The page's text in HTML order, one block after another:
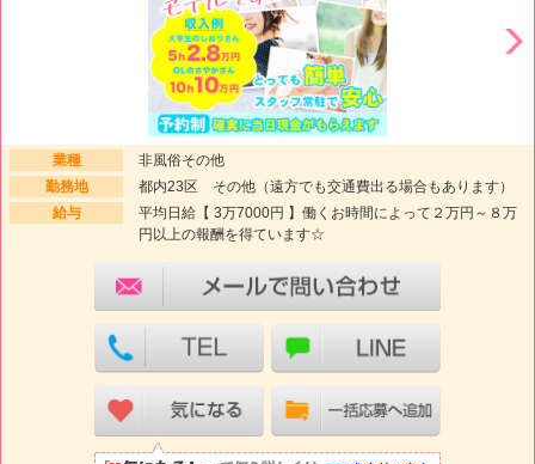
業種
非風俗その他
勤務地
都内23区 その他（遠方でも交通費出る場合もあります）
給与
平均日給【 3万7000円 】働くお時間によって２万円～８万
円以上の報酬を得ています☆